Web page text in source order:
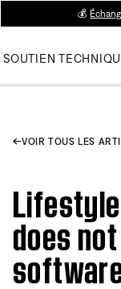
💰
SOUTIEN
VOIR TOUS LES
does